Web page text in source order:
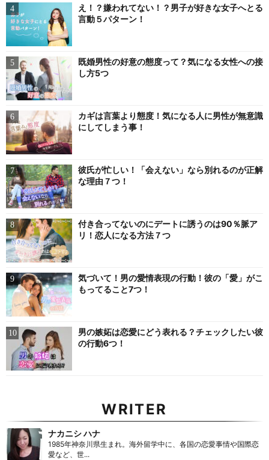
え！？嫌われてない！？男子が好きな女子へとる
言動５パターン！
既婚男性の好意の態度って？気になる女性への接
し方5つ
カギは言葉より態度！気になる人に男性が無意識
にしてしまう事！
彼氏が忙しい！「会えない」なら別れるのが正解
な理由７つ！
付き合ってないのにデートに誘うのは90％脈ア
リ！恋人になる方法７つ
気づいて！男の愛情表現の行動！彼の「愛」がこ
もってること7つ！
男の嫉妬は恋愛にどう表れる？チェックしたい彼
の行動6つ！
WRITER
ナカニシ ハナ
1985年神奈川県生まれ。海外留学中に、各国の恋愛事情や国際恋
愛など、世...